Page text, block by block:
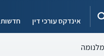
אינדקס עורכי דין חדשות